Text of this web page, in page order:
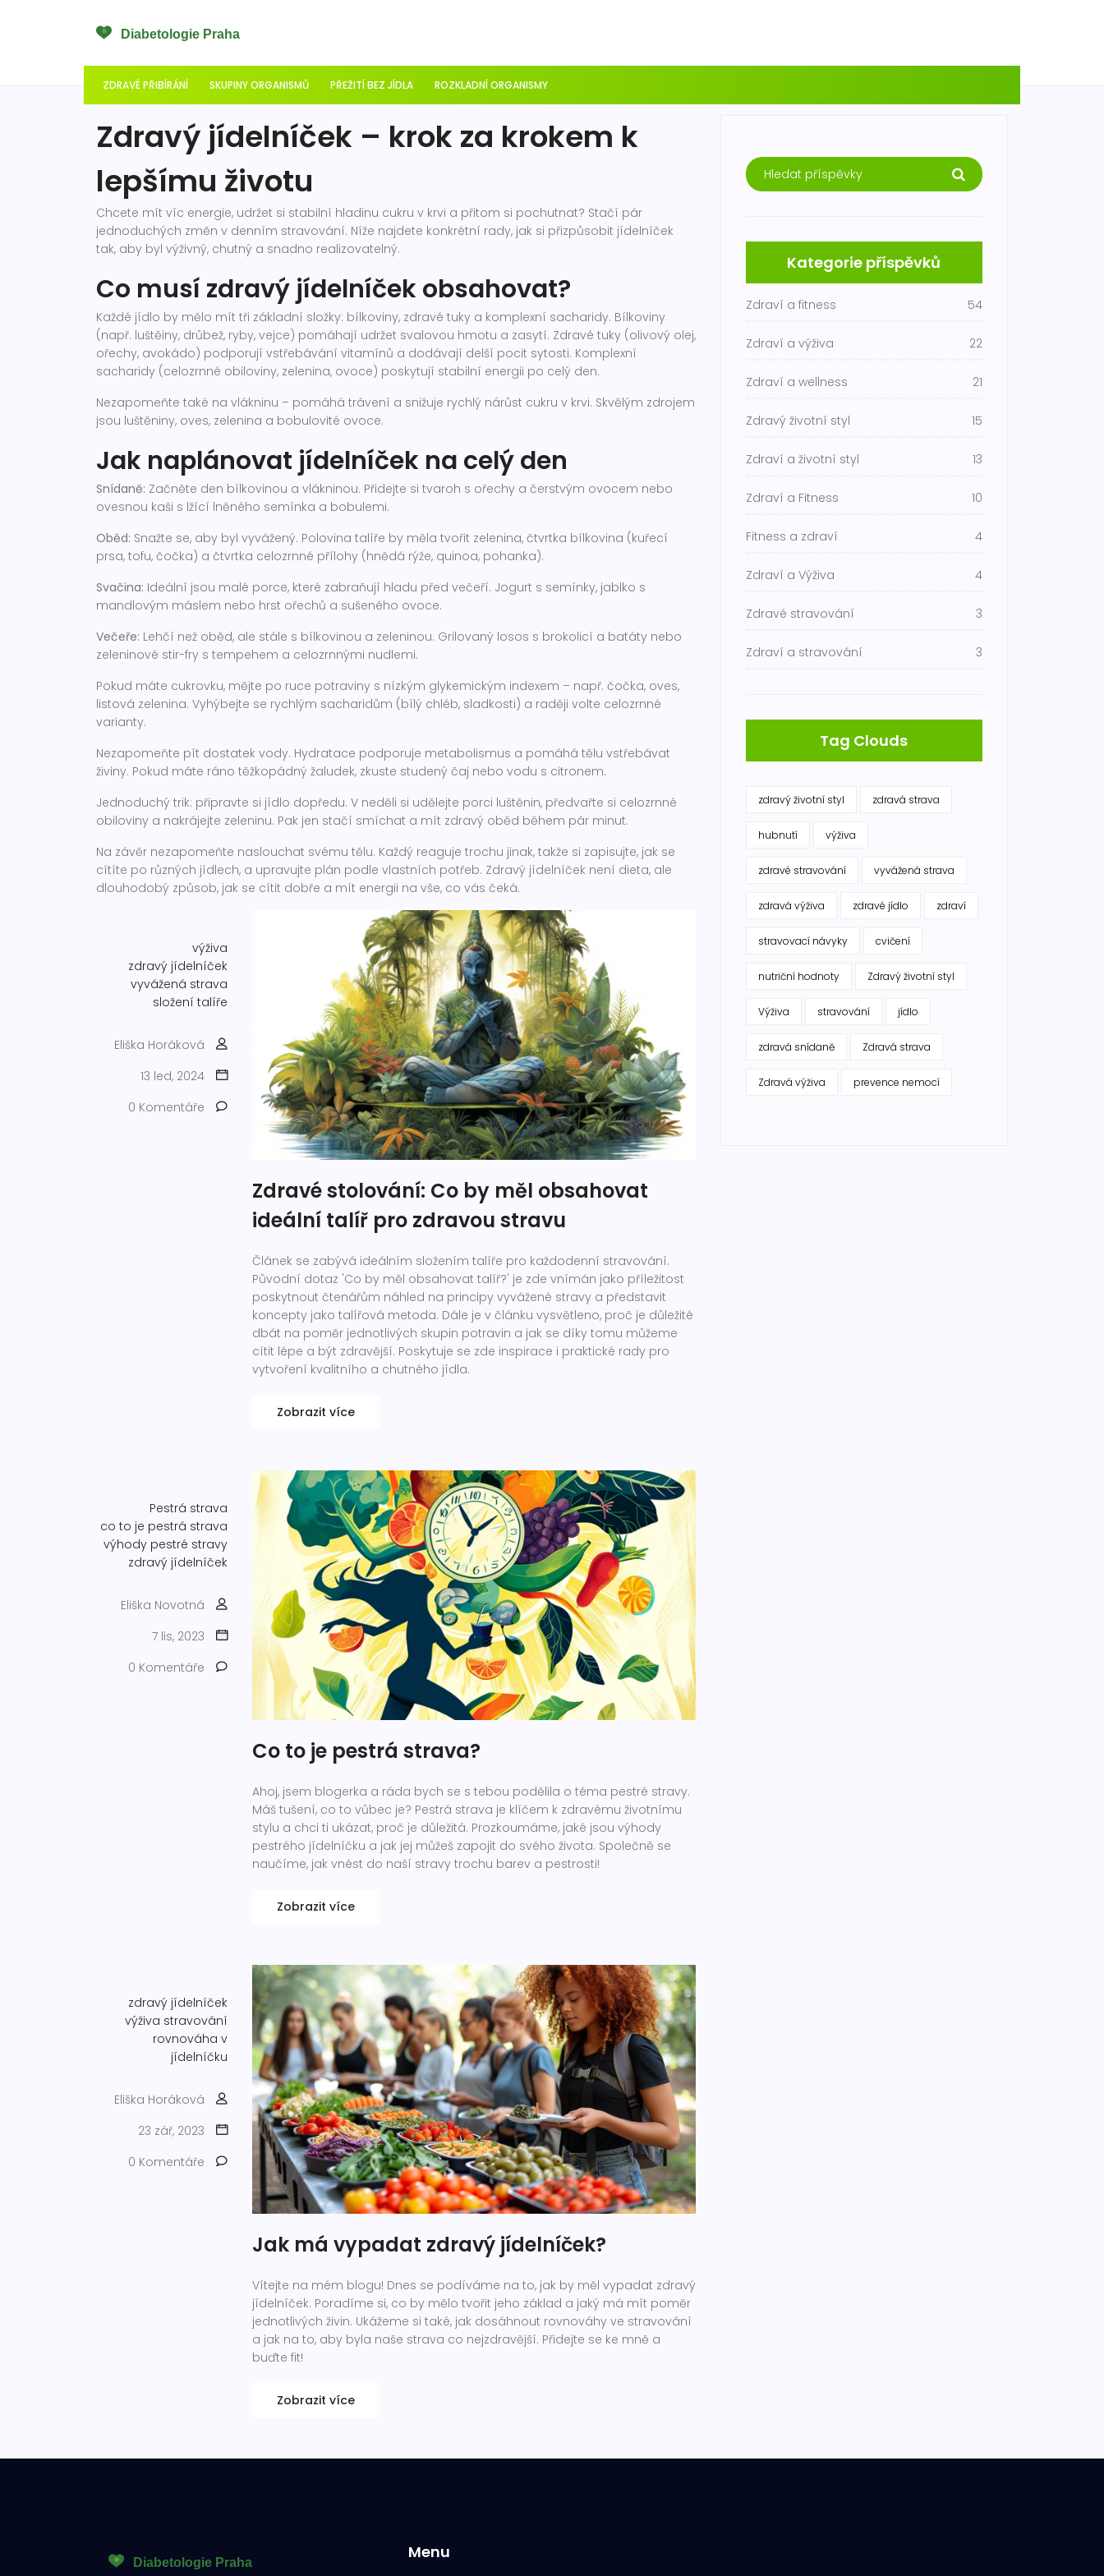
ZDRAVÉ PŘIBÍRÁNÍ SKUPINY ORGANISMŮ PŘEŽITÍ BEZ JÍDLA ROZKLADNÍ ORGANISMY
Zdravý jídelníček – krok za krokem k
lepšímu životu
Chcete mít víc energie, udržet si stabilní hladinu cukru v krvi a přitom si pochutnat? Stačí pár
jednoduchých změn v denním stravování. Níže najdete konkrétní rady, jak si přizpůsobit jídelníček
tak, aby byl výživný, chutný a snadno realizovatelný.
Co musí zdravý jídelníček obsahovat?
Každé jídlo by mělo mít tři základní složky: bílkoviny, zdravé tuky a komplexní sacharidy. Bílkoviny
(např. luštěiny, drůbež, ryby, vejce) pomáhají udržet svalovou hmotu a zasytí. Zdravé tuky (olivový olej,
ořechy, avokádo) podporují vstřebávání vitamínů a dodávají delší pocit sytosti. Komplexní
sacharidy (celozrnné obiloviny, zelenina, ovoce) poskytují stabilní energii po celý den.
Nezapomeňte také na vlákninu – pomáhá trávení a snižuje rychlý nárůst cukru v krvi. Skvělým zdrojem
jsou luštěniny, oves, zelenina a bobulovité ovoce.
Jak naplánovat jídelníček na celý den
Snídaně: Začněte den bílkovinou a vlákninou. Přidejte si tvaroh s ořechy a čerstvým ovocem nebo
ovesnou kaši s lžící lněného semínka a bobulemi.
Oběd: Snažte se, aby byl vyvážený. Polovina talíře by měla tvořit zelenina, čtvrtka bílkovina (kuřecí
prsa, tofu, čočka) a čtvrtka celozrnné přílohy (hnědá rýže, quinoa, pohanka).
Svačina: Ideální jsou malé porce, které zabraňují hladu před večeří. Jogurt s semínky, jablko s
mandlovým máslem nebo hrst ořechů a sušeného ovoce.
Večeře: Lehčí než oběd, ale stále s bílkovinou a zeleninou. Grilovaný losos s brokolicí a batáty nebo
zeleninové stir-fry s tempehem a celozrnnými nudlemi.
Pokud máte cukrovku, mějte po ruce potraviny s nízkým glykemickým indexem – např. čočka, oves,
listová zelenina. Vyhýbejte se rychlým sacharidům (bílý chléb, sladkosti) a raději volte celozrnné
varianty.
Nezapomeňte pít dostatek vody. Hydratace podporuje metabolismus a pomáhá tělu vstřebávat
živiny. Pokud máte ráno těžkopádný žaludek, zkuste studený čaj nebo vodu s citronem.
Jednoduchý trik: připravte si jídlo dopředu. V neděli si udělejte porci luštěnin, předvařte si celozrnné
obiloviny a nakrájejte zeleninu. Pak jen stačí smíchat a mít zdravý oběd během pár minut.
Na závěr nezapomeňte naslouchat svému tělu. Každý reaguje trochu jinak, takže si zapisujte, jak se
cítíte po různých jídlech, a upravujte plán podle vlastních potřeb. Zdravý jídelníček není dieta, ale
dlouhodobý způsob, jak se cítit dobře a mít energii na vše, co vás čeká.
výživa
zdravý jídelníček
vyvážená strava
složení talíře
Eliška Horáková
13 led, 2024
0 Komentáře
Zdravé stolování: Co by měl obsahovat
ideální talíř pro zdravou stravu
Článek se zabývá ideálním složením talíře pro každodenní stravování.
Původní dotaz 'Co by měl obsahovat talíř?' je zde vnímán jako příležitost
poskytnout čtenářům náhled na principy vyvážené stravy a představit
koncepty jako talířová metoda. Dále je v článku vysvětleno, proč je důležité
dbát na poměr jednotlivých skupin potravin a jak se díky tomu můžeme
cítit lépe a být zdravější. Poskytuje se zde inspirace i praktické rady pro
vytvoření kvalitního a chutného jídla.
Zobrazit více
Pestrá strava
co to je pestrá strava
výhody pestré stravy
zdravý jídelníček
Eliška Novotná
7 lis, 2023
0 Komentáře
Co to je pestrá strava?
Ahoj, jsem blogerka a ráda bych se s tebou podělila o téma pestré stravy.
Máš tušení, co to vůbec je? Pestrá strava je klíčem k zdravému životnímu
stylu a chci ti ukázat, proč je důležitá. Prozkoumáme, jaké jsou výhody
pestrého jídelníčku a jak jej můžeš zapojit do svého života. Společně se
naučíme, jak vnést do naší stravy trochu barev a pestrosti!
Zobrazit více
zdravý jídelníček
výživa stravování
rovnováha v
jídelníčku
Eliška Horáková
23 zář, 2023
0 Komentáře
Jak má vypadat zdravý jídelníček?
Vítejte na mém blogu! Dnes se podíváme na to, jak by měl vypadat zdravý
jídelníček. Poradíme si, co by mělo tvořit jeho základ a jaký má mít poměr
jednotlivých živin. Ukážeme si také, jak dosáhnout rovnováhy ve stravování
a jak na to, aby byla naše strava co nejzdravější. Přidejte se ke mně a
buďte fit!
Zobrazit více
Kategorie příspěvků
Zdraví a fitness 54
Zdraví a výživa 22
Zdraví a wellness 21
Zdravý životní styl 15
Zdraví a životní styl 13
Zdraví a Fitness 10
Fitness a zdraví 4
Zdraví a Výživa 4
Zdravé stravování 3
Zdraví a stravování 3
Tag Clouds
zdravý životní styl zdravá strava
hubnutí výživa
zdravé stravování vyvážená strava
zdravá výživa zdravé jídlo zdraví
stravovací návyky cvičení
nutriční hodnoty Zdravý životní styl
Výživa stravování jídlo
zdravá snídaně Zdravá strava
Zdravá výživa prevence nemocí
Menu